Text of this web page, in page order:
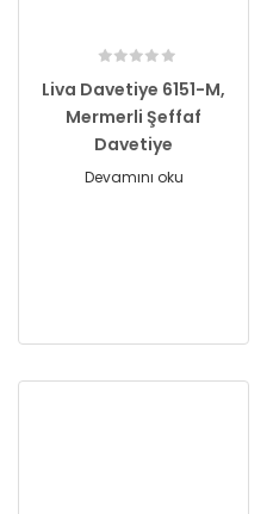
Liva Davetiye 6151-M,
Mermerli Şeffaf
Davetiye
Devamını oku